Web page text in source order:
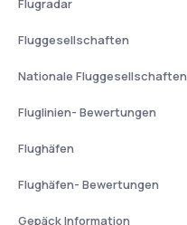
Flugradar
Fluggesellschaften
Nationale Fluggesellschaften
Fluglinien- Bewertungen
Flughäfen
Flughäfen- Bewertungen
Gepäck Information